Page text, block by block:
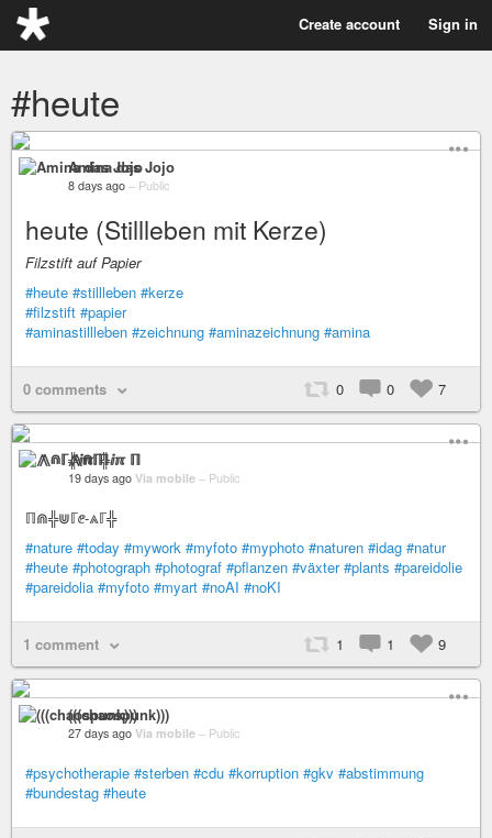
Create account Sign in
#heute
Amina das Jojo
8 days ago – Public
heute (Stillleben mit Kerze)
Filzstift auf Papier
#heute #stillleben #kerze
#filzstift #papier
#aminastillleben #zeichnung #aminazeichnung #amina
0 comments 0 0 7
⨇⋒ℾ╬ⅈℼ ℿ
19 days ago Via mobile – Public
ℿ⋒╬⋓ℾⅇ-⩓ℾ╬
#nature #today #mywork #myfoto #myphoto #naturen #idag #natur
#heute #photograph #photograf #pflanzen #växter #plants #pareidolie
#pareidolia #myfoto #myart #noAI #noKI
1 comment 1 1 9
(((chaospunk)))
27 days ago Via mobile – Public
#psychotherapie #sterben #cdu #korruption #gkv #abstimmung
#bundestag #heute